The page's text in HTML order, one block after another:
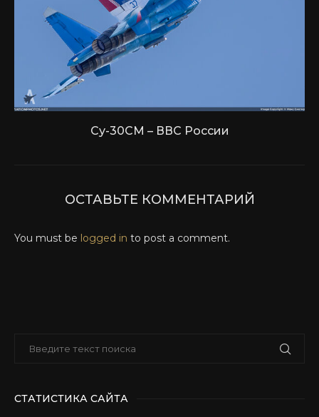
Су-30СМ – ВВС России
ОСТАВЬТЕ КОММЕНТАРИЙ
You must be logged in to post a comment.
СТАТИСТИКА САЙТА